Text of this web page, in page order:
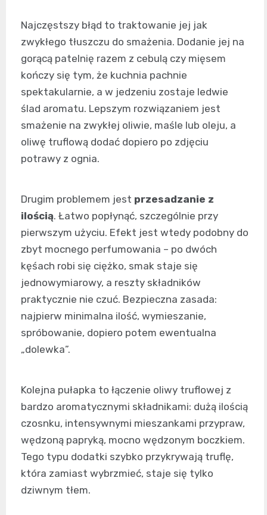
Najczęstszy błąd to traktowanie jej jak
zwykłego tłuszczu do smażenia. Dodanie jej na
gorącą patelnię razem z cebulą czy mięsem
kończy się tym, że kuchnia pachnie
spektakularnie, a w jedzeniu zostaje ledwie
ślad aromatu. Lepszym rozwiązaniem jest
smażenie na zwykłej oliwie, maśle lub oleju, a
oliwę truflową dodać dopiero po zdjęciu
potrawy z ognia.
Drugim problemem jest przesadzanie z
ilością. Łatwo popłynąć, szczególnie przy
pierwszym użyciu. Efekt jest wtedy podobny do
zbyt mocnego perfumowania – po dwóch
kęśach robi się ciężko, smak staje się
jednowymiarowy, a reszty składników
praktycznie nie czuć. Bezpieczna zasada:
najpierw minimalna ilość, wymieszanie,
spróbowanie, dopiero potem ewentualna
„dolewka”.
Kolejna pułapka to łączenie oliwy truflowej z
bardzo aromatycznymi składnikami: dużą ilością
czosnku, intensywnymi mieszankami przypraw,
wędzoną papryką, mocno wędzonym boczkiem.
Tego typu dodatki szybko przykrywają truflę,
która zamiast wybrzmieć, staje się tylko
dziwnym tłem.